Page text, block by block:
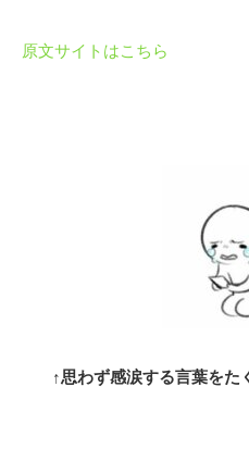
原文サイトはこちら
↑思わず感涙する言葉を